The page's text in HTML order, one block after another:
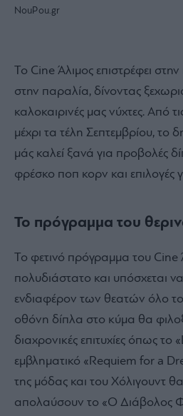
NouPou.gr
Το Cine Άλιμος επιστρέφει
στην παραλία, δίνοντας
καλοκαιρινές μας νύχτες. Από
μέχρι τα τέλη Σεπτεμβρίου, το
μάς καλεί ξανά για προβολές
φρέσκο ποπ κορν και επιλογές
Το πρόγραμμα του
Το φετινό πρόγραμμα του Cine
πολυδιάστατο και υπόσχεται
ενδιαφέρον των θεατών όλο
οθόνη δίπλα στο κύμα θα
διαχρονικές επιτυχίες όπως
εμβληματικό «Requiem for a
της μόδας και του Χόλιγουντ
απολαύσουν το «Ο Διάβολος